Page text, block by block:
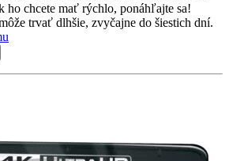
ho chcete mať rýchlo, ponáhľajte sa!
trvať dlhšie, zvyčajne do šiestich dní.